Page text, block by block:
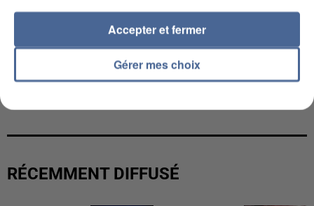
L’UN DES FONDATEURS SUPPOSÉS DE LA DZ
RÉCEMMENT DIFFUSÉ
Gérer mes choix
Accepter et fermer